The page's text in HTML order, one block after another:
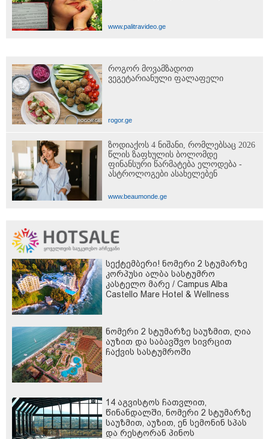
www.palitravideo.ge
როგორ მოვამზადოთ
ვეგეტარიანული ფალაფელი
rogor.ge
ზოდიაქოს 4 ნიშანი, რომლებსაც 2026
წლის ზაფხულის ბოლომდე
ფინანსური წარმატება ელოდება -
ასტროლოგები ასახელებენ
www.beaumonde.ge
სექტემბერი! ნომერი 2 სტუმარზე
კორპუსი ალბა სასტუმრო
კასტელო მარე / Campus Alba
Castello Mare Hotel & Wellness
ნომერი 2 სტუმარზე საუზმით, ღია
აუზით და საბავშვო სივრცით
ჩაქვის სასტუმროში
14 აგვისტოს ჩათვლით,
წინანდალში, ნომერი 2 სტუმარზე
საუზმით, აუზით, ენ სემონინ სპას
და რესტორან პინოს